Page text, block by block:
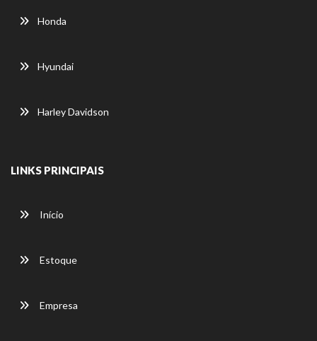
Honda
Hyundai
Harley Davidson
LINKS PRINCIPAIS
Início
Estoque
Empresa